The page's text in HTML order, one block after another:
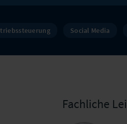
Social Media
Fachliche